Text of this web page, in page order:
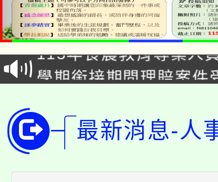
淨零綠生活教案入校路
115年食農教育專業人
程
學期銜接期間理賠案件
版
公告本校115學年度第
代理(課)教師甄選結果(
「2026金融保險知識
車」活動
桃園市115學年度學生
最新消息-人